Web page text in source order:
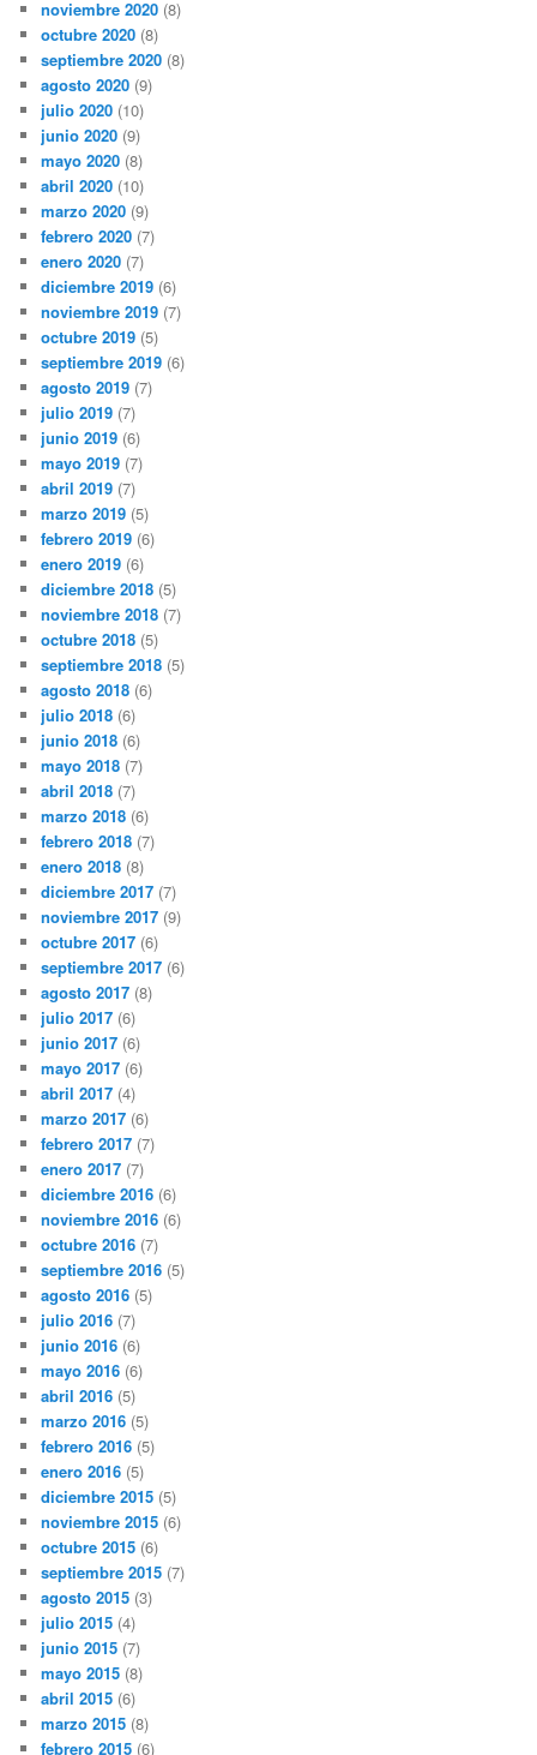
noviembre 2020 (8)
octubre 2020 (8)
septiembre 2020 (8)
agosto 2020 (9)
julio 2020 (10)
junio 2020 (9)
mayo 2020 (8)
abril 2020 (10)
marzo 2020 (9)
febrero 2020 (7)
enero 2020 (7)
diciembre 2019 (6)
noviembre 2019 (7)
octubre 2019 (5)
septiembre 2019 (6)
agosto 2019 (7)
julio 2019 (7)
junio 2019 (6)
mayo 2019 (7)
abril 2019 (7)
marzo 2019 (5)
febrero 2019 (6)
enero 2019 (6)
diciembre 2018 (5)
noviembre 2018 (7)
octubre 2018 (5)
septiembre 2018 (5)
agosto 2018 (6)
julio 2018 (6)
junio 2018 (6)
mayo 2018 (7)
abril 2018 (7)
marzo 2018 (6)
febrero 2018 (7)
enero 2018 (8)
diciembre 2017 (7)
noviembre 2017 (9)
octubre 2017 (6)
septiembre 2017 (6)
agosto 2017 (8)
julio 2017 (6)
junio 2017 (6)
mayo 2017 (6)
abril 2017 (4)
marzo 2017 (6)
febrero 2017 (7)
enero 2017 (7)
diciembre 2016 (6)
noviembre 2016 (6)
octubre 2016 (7)
septiembre 2016 (5)
agosto 2016 (5)
julio 2016 (7)
junio 2016 (6)
mayo 2016 (6)
abril 2016 (5)
marzo 2016 (5)
febrero 2016 (5)
enero 2016 (5)
diciembre 2015 (5)
noviembre 2015 (6)
octubre 2015 (6)
septiembre 2015 (7)
agosto 2015 (3)
julio 2015 (4)
junio 2015 (7)
mayo 2015 (8)
abril 2015 (6)
marzo 2015 (8)
febrero 2015 (6)